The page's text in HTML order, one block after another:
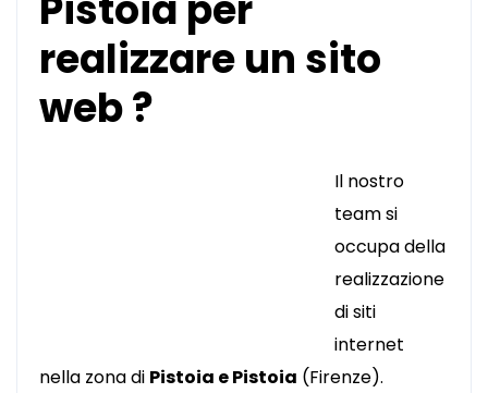
realizzare un sito
web ?
Il nostro
team si
occupa della
realizzazione
di siti
internet
nella zona di Pistoia e Pistoia (Firenze).